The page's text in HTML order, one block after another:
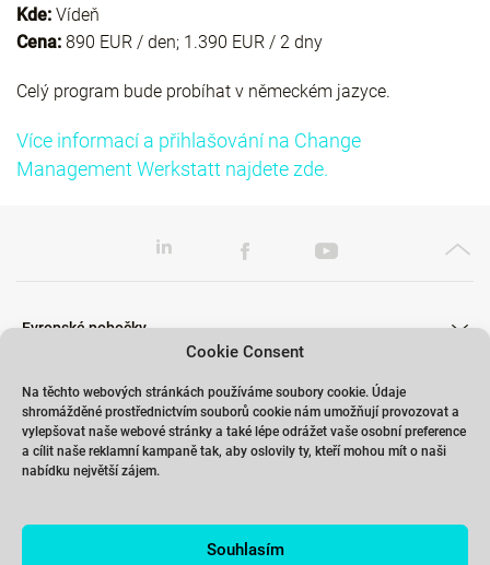
Cookie Consent
Na těchto webových stránkách používáme soubory cookie. Údaje
shromážděné prostřednictvím souborů cookie nám umožňují provozovat a
vylepšovat naše webové stránky a také lépe odrážet vaše osobní preference
a cílit naše reklamní kampaně tak, aby oslovily ty, kteří mohou mít o naši
nabídku největší zájem.
Souhlasím
Kde: Vídeň
Cena: 890 EUR / den; 1.390 EUR / 2 dny
Celý program bude probíhat v německém jazyce.
Více informací a přihlašování na Change
Management Werkstatt najdete zde.
Evropské pobočky
Školení